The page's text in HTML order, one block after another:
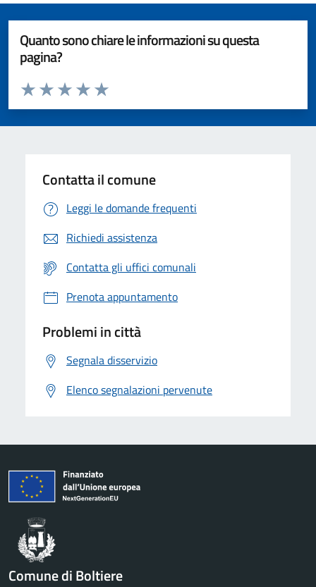
Quanto sono chiare le informazioni su questa
pagina?
Valuta da 1 a 5 stelle la pagina
Valuta 5 stelle su 5
Valuta 4 stelle su 5
Valuta 3 stelle su 5
Valuta 2 stelle su 5
Valuta 1 stelle su 5
Contatta il comune
Leggi le domande frequenti
Richiedi assistenza
Contatta gli uffici comunali
Prenota appuntamento
Problemi in città
Segnala disservizio
Elenco segnalazioni pervenute
Comune di Boltiere